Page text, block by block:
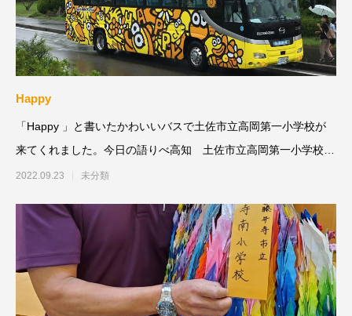
Happy
「Happy 」と書いたかわいいバスで土佐市立高岡第一小学校が
来てくれました。今日の語りべ高知 土佐市立高岡第一小学校
(74名)米山
2022.09.23 未分類